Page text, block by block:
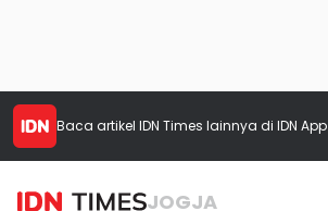
Baca artikel IDN Times lainnya di IDN App
JOGJA